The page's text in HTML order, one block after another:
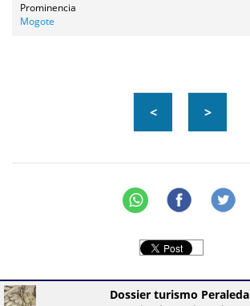
Prominencia
Mogote
< >
Dossier turismo Peraleda